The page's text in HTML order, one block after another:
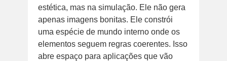
estética, mas na simulação. Ele não gera
apenas imagens bonitas. Ele constrói
uma espécie de mundo interno onde os
elementos seguem regras coerentes. Isso
abre espaço para aplicações que vão